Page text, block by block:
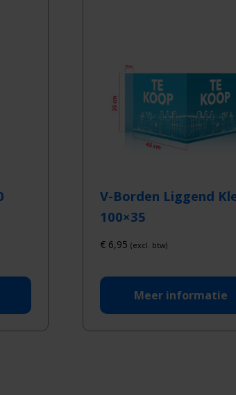
V-Borden Liggend
100×35
€6,95 (excl. btw)
Meer informatie